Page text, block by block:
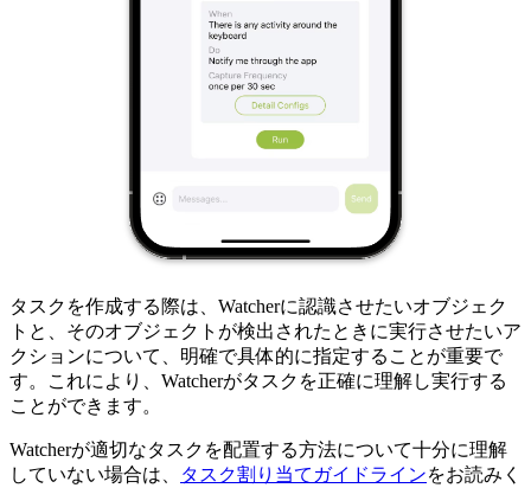
タスクを作成する際は、Watcherに認識させたいオブジェク
トと、そのオブジェクトが検出されたときに実行させたいア
クションについて、明確で具体的に指定することが重要で
す。これにより、Watcherがタスクを正確に理解し実行する
ことができます。
Watcherが適切なタスクを配置する方法について十分に理解
していない場合は、
タスク割り当てガイドラインをお読みく